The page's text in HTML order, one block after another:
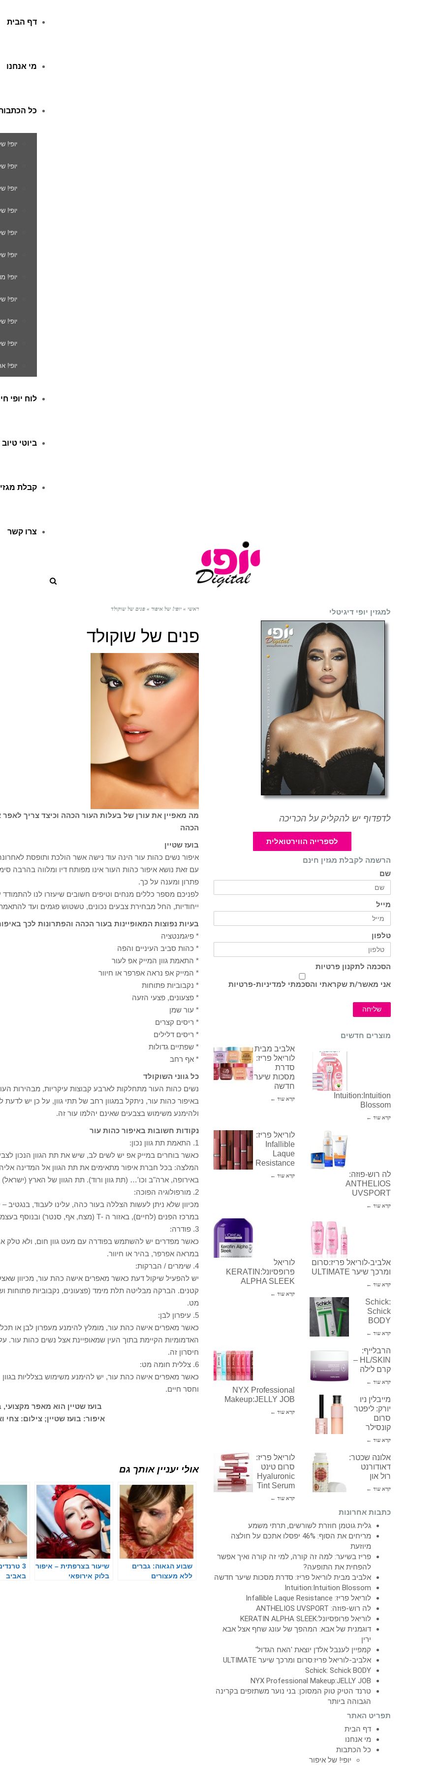
דף הבית
מי אנחנו
כל
יופי!
יופי!
יופי!
יופי!
יופי!
יופי!
יופי!
יופי!
יופי!
יופי!
יופי!
לוח יופי
ביוטי טיוב
קבלת
צרו קשר
ראשי » יופי! של איפור » פנים של שוקולד
פנים של שוקולד
מה מאפיין את עורן של בעלות העור הכהה וכיצד צריך
הכהה
בועז שטיין
איפור נשים כהות עור הינה עוד נישה אשר הולכת ותופסת
עם זאת נושא איפור כהות העור אינו מפותח דיו ומלווה בהרבה
פתרון ומענה על כך.
לפניכם מספר כללים מנחים וטיפים חשובים שיעזרו לנו
ייחודיות, החל מבחירת צבעים נכונים, טשטוש פגמים ועד
בעיות נפוצות המאופיינות בעור הכהה והפתרונות לכך
* פיגמנטציה
* כהות סביב העיניים והפה
* התאמת גוון המייק אפ לעור
* המייק אפ נראה אפרפר או חיוור
* נקבוביות פתוחות
* פצעונים, פצעי הזעה
* עור שמן
* ריסים קצרים
* ריסים דלילים
* שפתיים גדולות
* אף רחב
כל גווני השוקולד
נשים כהות העור מתחלקות לארבע קבוצות עיקריות, מבהירות
באיפור כהות עור, ניתקל במגוון רחב של תתי גוון, על כן יש
ולהימנע משימוש בצבעים שאינם יהלמו עור זה.
נקודות חשובות באיפור כהות עור
1. התאמת תת גוון נכון:
כאשר בוחרים במייק אפ יש לשים לב, שיש את תת הגוון הנכון
המלצה: בכל חברת איפור מתאימים את תת הגוון אל המדינה
באירופה, ארה"ב וכו'… (תת גוון ורוד). תת הגוון של הארץ (ישראל)
2. מורפולוגיה הפוכה:
מכיוון שלא ניתן לעשות הצללה בעור כהה, עלינו לעבוד, בנגטיב
במרכז הפנים (לחיים), באזור ה -T (מצח, אף, סנטר) ובנוסף בעצמות הלחיים.
3. פודרה:
כאשר מפדרים יש להשתמש בפודרה עם מעט גוון חום, ולא טלק
במראה אפרפר, בהיר או חיוור.
4. שימרים / הברקות:
יש להפעיל שיקול דעת כאשר מאפרים אישה כהת עור, מכיוון
קטנים. הברקה מבליטה תלת מימד (פצעונים, נקבוביות
מט.
5. עיפרון לבן:
כאשר מאפרים אישה כהת עור, מומלץ להימנע מעפרון לבן או
האדמומיות הקיימת בתוך העין שמאופיינת אצל נשים כהות עור.
חיסרון זה.
6. צללית חומה מט:
כאשר מאפרים אישה כהת עור, יש להימנע משימוש בצלליות בגוון
וחסר חיים.
בועז שטיין הוא מאפר מקצועי,
איפור: בועז שטיין; צילום: צחי
אולי יעניין אותך גם
שבוע הגאוה: גברים
ללא מעצורים
שיעור בצרפתית – איפור
בלוק אירופאי
3
באביב
למגזין יופי דיגיטלי
לדפדוף יש להקליק על הכריכה
לספרייה הווירטואלית
הרשמה לקבלת מגזין חינם
שם
מייל
טלפון
הסכמה לתקנון פרטיות
אני מאשר/ת שקראתי והסכמתי למדיניות-פרטיות
שליחה
מוצרים חדשים
אלביב מבית
לוריאל פריז:
סדרת
מסכות שיער
חדשה
קרא עוד ←
Intuition:Intuition
Blossom
קרא עוד ←
לוריאל פריז:
Infallible
Laque
Resistance
קרא עוד ←
לה רוש-פוזה:
ANTHELIOS
UVSPORT
קרא עוד ←
לוריאל
פרופסיונל:KERATIN
ALPHA SLEEK
קרא עוד ←
אלביב-לוריאל פריז:סרום
ומרכך שיער ULTIMATE
קרא עוד ←
Schick:
Schick
BODY
קרא עוד ←
NYX Professional
Makeup:JELLY JOB
קרא עוד ←
הרבלייף:
HL/SKIN –
קרם לילה
קרא עוד ←
מייבלין ניו
יורק: ליפטר
סרום
קונסילר
קרא עוד ←
לוריאל פריז:
סרום טינט
Hyaluronic
Tint Serum
קרא עוד ←
אלונה שכטר:
דאודורנט
רול און
קרא עוד ←
כתבות אחרונות
גלית גוטמן חוזרת לשורשים, תרתי משמע
מריחים את הסוף: 46% יפסלו אתכם על חולצה
מיוזעת
פריז בשיער: למה זה קורה, למי זה קורה ואיך אפשר
להפחית את התופעה?
אלביב מבית לוריאל פריז: סדרת מסכות שיער חדשה
Intuition:Intuition Blossom
לוריאל פריז: Infallible Laque Resistance
לה רוש-פוזה: ANTHELIOS UVSPORT
לוריאל פרופסיונל:KERATIN ALPHA SLEEK
דוגמנית של אבא: המהפך של עונג שחף אצל אבא
ירין
קמפיין לענבל אלדן יוצאת 'האח הגדול'
אלביב-לוריאל פריז:סרום ומרכך שיער ULTIMATE
Schick: Schick BODY
NYX Professional Makeup:JELLY JOB
טרנד הטיק טוק המסוכן: בני נוער משתזפים בקרינה
הגבוהה ביותר
תפריט האתר
דף הבית
מי אנחנו
כל הכתבות
יופי! של איפור